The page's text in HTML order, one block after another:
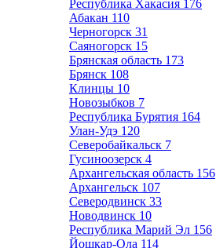
Республика Хакасия 176
Абакан 110
Черногорск 31
Саяногорск 15
Брянская область 173
Брянск 108
Клинцы 10
Новозыбков 7
Республика Бурятия 164
Улан-Удэ 120
Северобайкальск 7
Гусиноозерск 4
Архангельская область 156
Архангельск 107
Северодвинск 33
Новодвинск 10
Республика Марий Эл 156
Йошкар-Ола 114